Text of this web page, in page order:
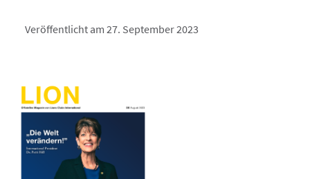
Veröffentlicht am 27. September 2023